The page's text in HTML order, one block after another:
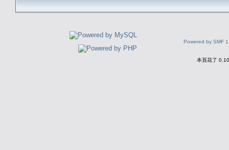
Powered by SMF
本頁花了